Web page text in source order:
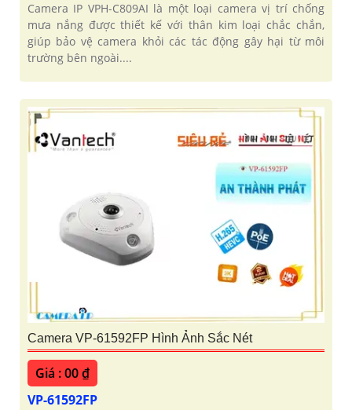
Camera IP VPH-C809AI là một loại camera vị trí chống
mưa nắng được thiết kế với thân kim loại chắc chắn,
giúp bảo vệ camera khỏi các tác động gây hại từ môi
trường bên ngoài....
Camera VP-61592FP Hình Ảnh Sắc Nét
Giá : 00 ₫
VP-61592FP